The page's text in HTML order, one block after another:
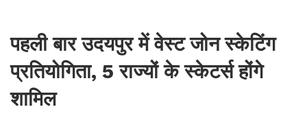
पहली बार उदयपुर में वेस्ट जोन स्केटिंग
प्रतियोगिता, 5 राज्यों के स्केटर्स होंगे
शामिल